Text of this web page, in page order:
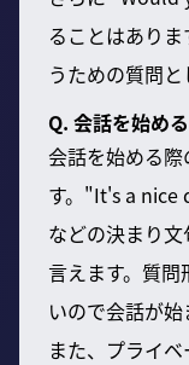
ることはあり
うための質問と
Q. 会話を始め
会話を始める
す。"It's a nice
などの決まり
言えます。質
いので会話が始
また、プライ